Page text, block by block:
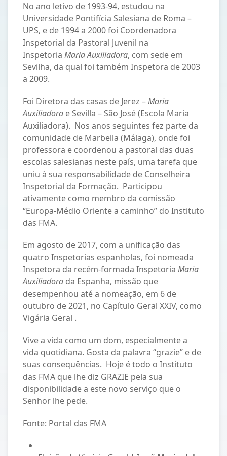
No ano letivo de 1993-94, estudou na
Universidade Pontifícia Salesiana de Roma –
UPS, e de 1994 a 2000 foi Coordenadora
Inspetorial da Pastoral Juvenil na
Inspetoria Maria Auxiliadora, com sede em
Sevilha, da qual foi também Inspetora de 2003
a 2009.
Foi Diretora das casas de Jerez –Maria
Auxiliadora e Sevilla – São José (Escola Maria
Auxiliadora). Nos anos seguintes fez parte da
comunidade de Marbella (Málaga), onde foi
professora e coordenou a pastoral das duas
escolas salesianas neste país, uma tarefa que
uniu à sua responsabilidade de Conselheira
Inspetorial da Formação. Participou
ativamente como membro da comissão
“Europa-Médio Oriente a caminho” do Instituto
das FMA.
Em agosto de 2017, com a unificação das
quatro Inspetorias espanholas, foi nomeada
Inspetora da recém-formada Inspetoria Maria
Auxiliadora da Espanha, missão que
desempenhou até a nomeação, em 6 de
outubro de 2021, no Capítulo Geral XXIV, como
Vigária Geral .
Vive a vida como um dom, especialmente a
vida quotidiana. Gosta da palavra “grazie” e de
suas consequências. Hoje é todo o Instituto
das FMA que lhe diz GRAZIE pela sua
disponibilidade a este novo serviço que o
Senhor lhe pede.
Fonte: Portal das FMA